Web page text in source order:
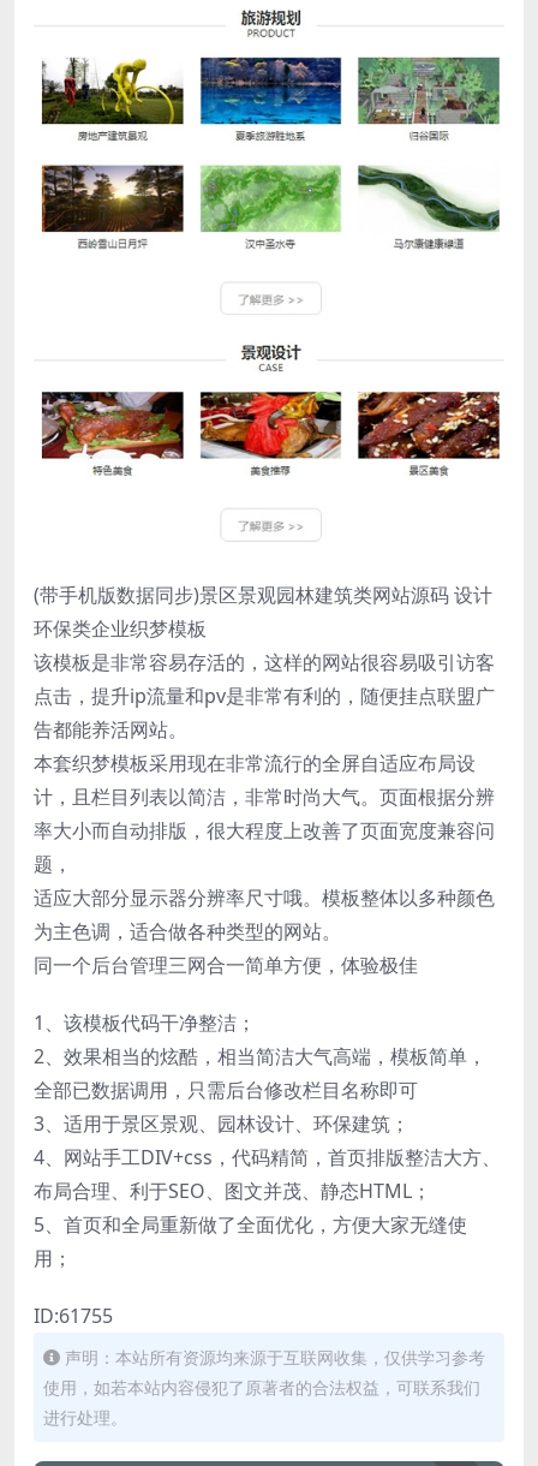
(带手机版数据同步)景区景观园林建筑类网站源码 设计
环保类企业织梦模板
该模板是非常容易存活的，这样的网站很容易吸引访客
点击，提升ip流量和pv是非常有利的，随便挂点联盟广
告都能养活网站。
本套织梦模板采用现在非常流行的全屏自适应布局设
计，且栏目列表以简洁，非常时尚大气。页面根据分辨
率大小而自动排版，很大程度上改善了页面宽度兼容问
题，
适应大部分显示器分辨率尺寸哦。模板整体以多种颜色
为主色调，适合做各种类型的网站。
同一个后台管理三网合一简单方便，体验极佳
1、该模板代码干净整洁；
2、效果相当的炫酷，相当简洁大气高端，模板简单，
全部已数据调用，只需后台修改栏目名称即可
3、适用于景区景观、园林设计、环保建筑；
4、网站手工DIV+css，代码精简，首页排版整洁大方、
布局合理、利于SEO、图文并茂、静态HTML；
5、首页和全局重新做了全面优化，方便大家无缝使
用；
ID:61755
声明：本站所有资源均来源于互联网收集，仅供学习参考
使用，如若本站内容侵犯了原著者的合法权益，可联系我们
进行处理。